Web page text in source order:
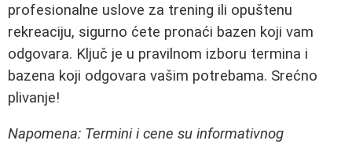
profesionalne uslove za trening ili opuštenu
rekreaciju, sigurno ćete pronaći bazen koji vam
odgovara. Ključ je u pravilnom izboru termina i
bazena koji odgovara vašim potrebama. Srećno
plivanje!
Napomena: Termini i cene su informativnog